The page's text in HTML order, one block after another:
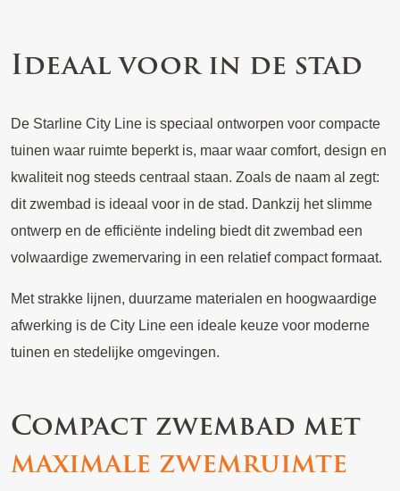
Ideaal voor in de stad
De Starline City Line is speciaal ontworpen voor compacte
tuinen waar ruimte beperkt is, maar waar comfort, design en
kwaliteit nog steeds centraal staan. Zoals de naam al zegt:
dit zwembad is ideaal voor in de stad. Dankzij het slimme
ontwerp en de efficiënte indeling biedt dit zwembad een
volwaardige zwemervaring in een relatief compact formaat.
Met strakke lijnen, duurzame materialen en hoogwaardige
afwerking is de City Line een ideale keuze voor moderne
tuinen en stedelijke omgevingen.
Compact zwembad met
maximale zwemruimte